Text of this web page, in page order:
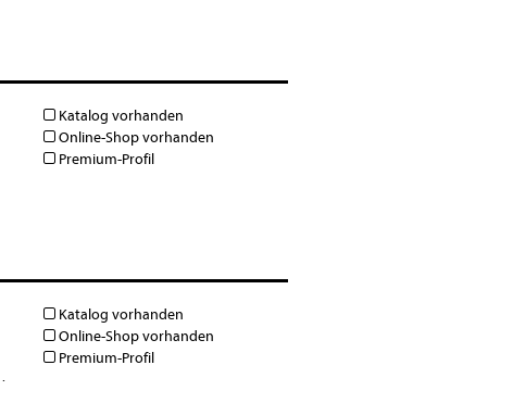
Katalog vorhanden
Online-Shop vorhanden
Premium-Profil
·
Katalog vorhanden
Online-Shop vorhanden
Premium-Profil